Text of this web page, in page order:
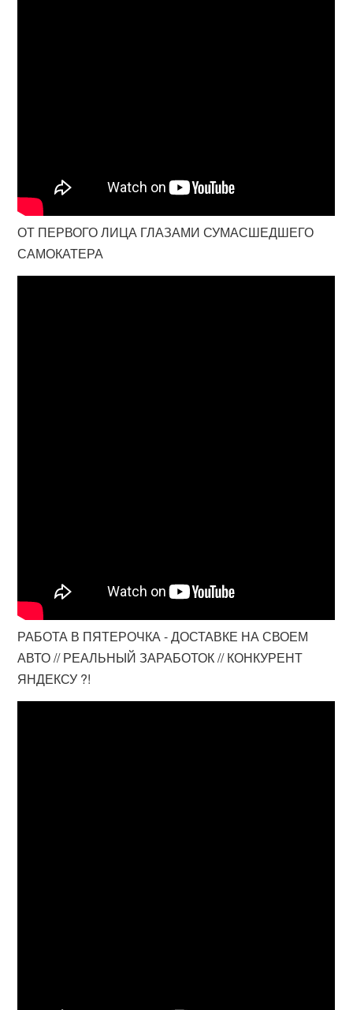
ОТ ПЕРВОГО ЛИЦА ГЛАЗАМИ СУМАСШЕДШЕГО
САМОКАТЕРА
РАБОТА В ПЯТЕРОЧКА - ДОСТАВКЕ НА СВОЕМ
АВТО // РЕАЛЬНЫЙ ЗАРАБОТОК // КОНКУРЕНТ
ЯНДЕКСУ ?!